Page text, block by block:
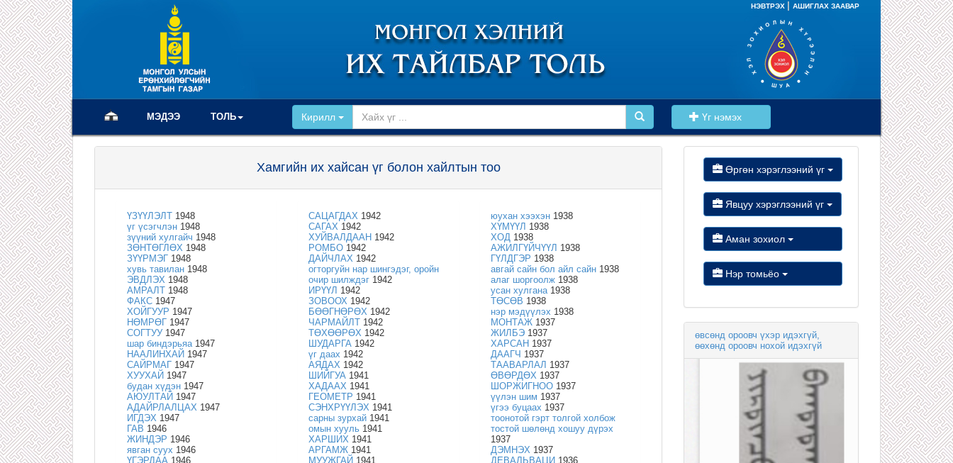
НЭВТРЭХ АШИГЛАХ ЗААВАР
(current)МЭДЭЭ ТОЛЬ Кирилл Үг нэмэх
Хамгийн их хайсан үг болон хайлтын тоо
ҮЗҮҮЛЭЛТ 1948
үг үсэгчлэн 1948
зүүний хулгайч 1948
ЗӨНТӨГЛӨХ 1948
ЗҮҮРМЭГ 1948
хувь тавилан 1948
ЭВДЛЭХ 1948
АМРАЛТ 1948
ФАКС 1947
ХОЙГУУР 1947
НӨМРӨГ 1947
СОГТУУ 1947
шар биндэрьяа1947
НААЛИНХАЙ 1947
САЙРМАГ 1947
ХУУХАЙ 1947
будан хүдэн 1947
АЮУЛТАЙ 1947
АДАЙРЛАЛЦАХ 1947
ИГДЭХ 1947
ГАВ 1946
ЖИНДЭР 1946
явган суух 1946
ҮГЭРДАА 1946
САЦАГДАХ 1942
САГАХ 1942
ХУЙВАЛДААН 1942
РОМБО 1942
ДАЙЧЛАХ 1942
огторгуйн нар шингэдэг, оройн
очир шилждэг 1942
ИРҮҮЛ 1942
ЗОВООХ 1942
БӨӨГНӨРӨХ 1942
ЧАРМАЙЛТ 1942
ТӨХӨӨРӨХ 1942
ШУДАРГА 1942
үг даах 1942
АЯДАХ 1942
ШИЙГУА 1941
ХАДААХ 1941
ГЕОМЕТР 1941
СЭНХРҮҮЛЭХ 1941
сарны зурхай 1941
омын хууль 1941
ХАРШИХ 1941
АРГАМЖ 1941
МУУЖГАЙ 1941
юухан хээхэн1938
ХҮМҮҮЛ 1938
ХОД1938
АЖИЛГҮЙЧҮҮЛ 1938
ГҮЛДГЭР 1938
авгай сайн бол айл сайн1938
алаг шоргоолж1938
усан хулгана1938
ТӨСӨВ 1938
нэр мэдүүлэх 1938
МОНТАЖ1937
ЖИЛБЭ1937
ХАРСАН 1937
ДААГЧ 1937
ТААВАРЛАЛ 1937
ӨВӨРДӨХ 1937
ШОРЖИГНОО1937
үүлэн шим 1937
үгээ буцаах 1937
тоонотой гэрт толгой холбож
тостой шөлөнд хошуу дүрэх
1937
ДЭМНЭХ 1937
ДЕВАЛЬВАЦИ 1936
Өргөн хэрэглээний үг
Явцуу хэрэглээний үг
Аман зохиол
Нэр томьёо
өвсөнд ороовч үхэр идэхгүй,
өөхөнд ороовч нохой идэхгүй